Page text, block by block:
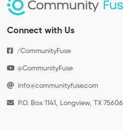
Connect with Us
/CommunityFuse
@CommunityFuse
info@communityfuse.com
P.O. Box 1141, Longview, TX 75606